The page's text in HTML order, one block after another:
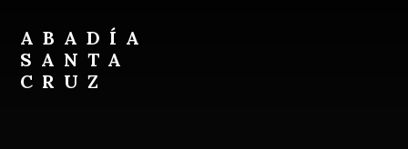
content
footer
ABADÍA
SANTA
CRUZ